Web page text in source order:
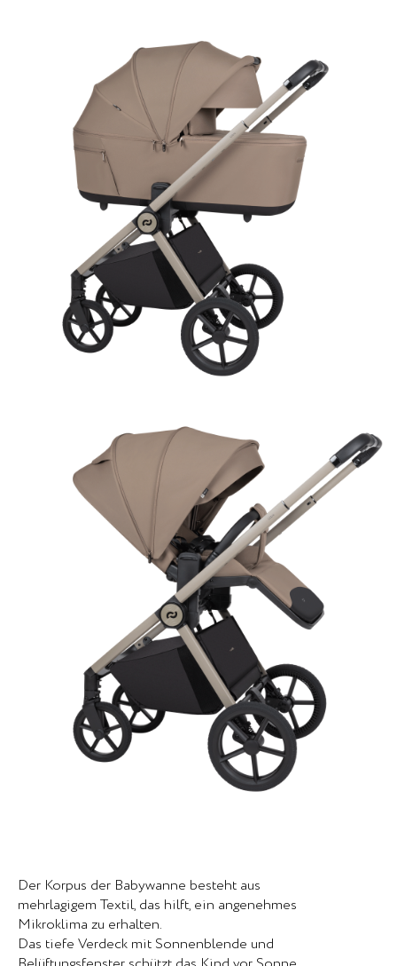
Der Korpus der Babywanne besteht aus
mehrlagigem Textil, das hilft, ein angenehmes
Mikroklima zu erhalten.
Das tiefe Verdeck mit Sonnenblende und